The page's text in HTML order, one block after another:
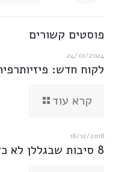
פוסטים קשורים
24/01/2024
לקוח חדש:
קרא עוד
18/12/2018
8 סיבות שבגללן לא כדאי להספיד את פייסבוק